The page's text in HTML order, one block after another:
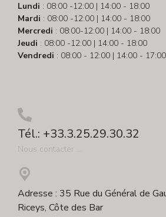
Lundi : 08:00 -12:00 | 14:00 - 18:00
Mardi : 08:00 -12:00 | 14:00 - 18:00
Mercredi : 08:00-12:00 | 14:00 - 18:00
Jeudi : 08:00 -12:00 | 14:00 - 18:00
Vendredi : 08:00 - 12:00 | 14:00 - 17:00
Tél.: +33.3.25.29.30.32
Nous contacter ...
Adresse : 35 Rue du Général de
Riceys, Côte des Bar